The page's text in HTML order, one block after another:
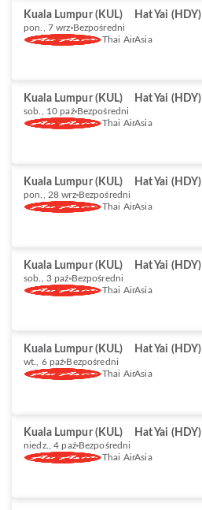
Kuala Lumpur (KUL) Hat Yai (HDY)
pon., 7 wrz Bezpośredni
Thai AirAsia
Kuala Lumpur (KUL) Hat Yai (HDY)
sob., 10 paź Bezpośredni
Thai AirAsia
Kuala Lumpur (KUL) Hat Yai (HDY)
pon., 28 wrz Bezpośredni
Thai AirAsia
Kuala Lumpur (KUL) Hat Yai (HDY)
sob., 3 paź Bezpośredni
Thai AirAsia
Kuala Lumpur (KUL) Hat Yai (HDY)
wt., 6 paź Bezpośredni
Thai AirAsia
Kuala Lumpur (KUL) Hat Yai (HDY)
niedz., 4 paź Bezpośredni
Thai AirAsia